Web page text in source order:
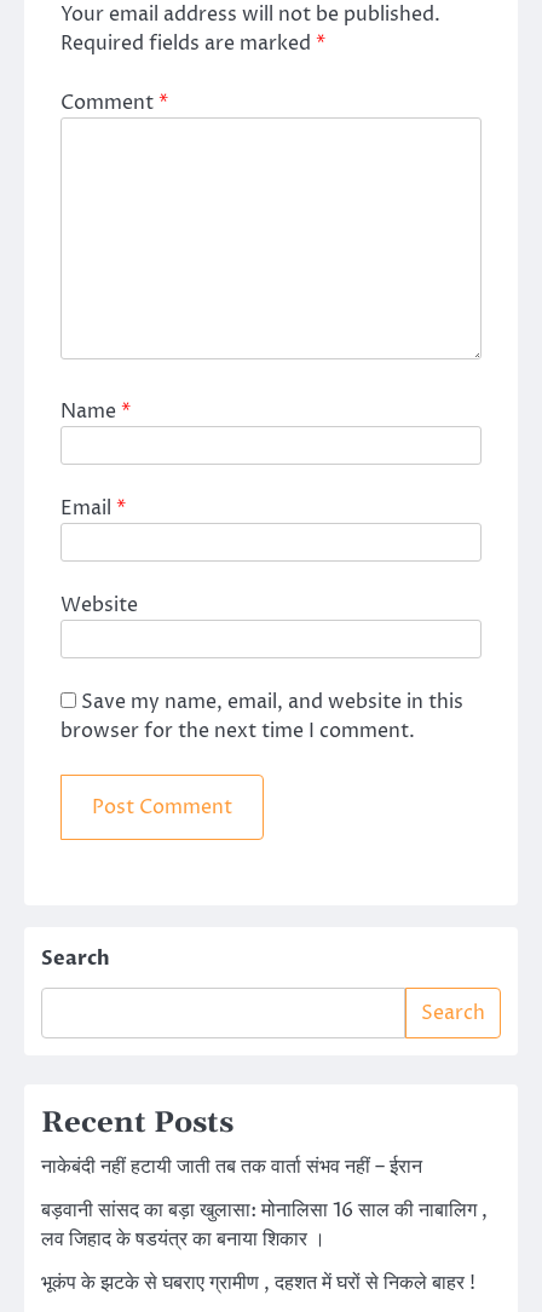
Your email address will not be published.
Required fields are marked *
Comment*
Name*
Email *
Website
Save my name, email, and website in this
browser for the next time I comment.
Search
Search
Recent Posts
नाकेबंदी नहीं हटायी जाती तब तक वार्ता संभव नहीं – ईरान
बड़वानी सांसद का बड़ा खुलासा: मोनालिसा 16 साल की नाबालिग ,
लव जिहाद के षडयंत्र का बनाया शिकार ।
भूकंप के झटके से घबराए ग्रामीण , दहशत में घरों से निकले बाहर !